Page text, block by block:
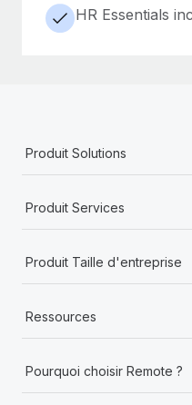
HR Essentials
Produit Solutions
Produit Services
Produit Taille d'entreprise
Ressources
Pourquoi choisir Remote ?